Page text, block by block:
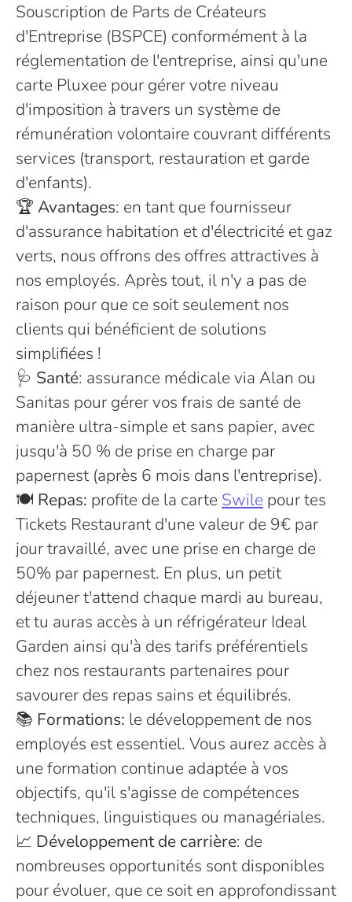
Souscription de Parts de Créateurs
d'Entreprise (BSPCE) conformément à la
réglementation de l'entreprise, ainsi qu'une
carte Pluxee pour gérer votre niveau
d'imposition à travers un système de
rémunération volontaire couvrant différents
services (transport, restauration et garde
d'enfants).
🏆 Avantages: en tant que fournisseur
d'assurance habitation et d'électricité et gaz
verts, nous offrons des offres attractives à
nos employés. Après tout, il n'y a pas de
raison pour que ce soit seulement nos
clients qui bénéficient de solutions
simplifiées !
🩺 Santé: assurance médicale via Alan ou
Sanitas pour gérer vos frais de santé de
manière ultra-simple et sans papier, avec
jusqu'à 50 % de prise en charge par
papernest (après 6 mois dans l'entreprise).
🍽️ Repas: profite de la carte Swile pour tes
Tickets Restaurant d'une valeur de 9€ par
jour travaillé, avec une prise en charge de
50% par papernest. En plus, un petit
déjeuner t'attend chaque mardi au bureau,
et tu auras accès à un réfrigérateur Ideal
Garden ainsi qu'à des tarifs préférentiels
chez nos restaurants partenaires pour
savourer des repas sains et équilibrés.
📚 Formations: le développement de nos
employés est essentiel. Vous aurez accès à
une formation continue adaptée à vos
objectifs, qu'il s'agisse de compétences
techniques, linguistiques ou managériales.
📈 Développement de carrière: de
nombreuses opportunités sont disponibles
pour évoluer, que ce soit en approfondissant